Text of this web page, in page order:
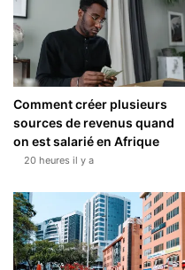
Comment créer plusieurs
sources de revenus quand
on est salarié en Afrique
20 heures il y a